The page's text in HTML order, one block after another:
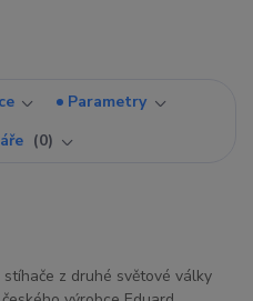
Parametry
0
z druhé světové války